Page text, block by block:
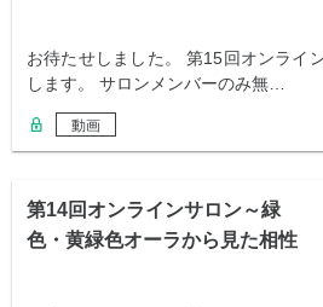
お待たせしました。 第15回オンライ
します。 サロンメンバーのみ無…
動画
第14回オンラインサロン～緑
色・黄緑色オーラから見た相性